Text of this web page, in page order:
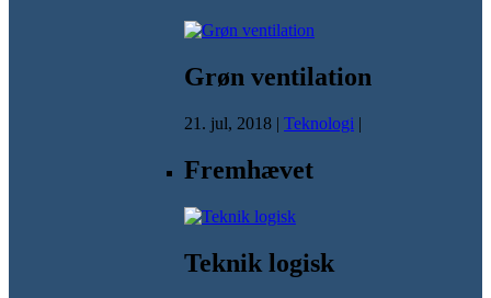
Grøn ventilation
21. jul, 2018 | Teknologi |
Fremhævet
Teknik logisk